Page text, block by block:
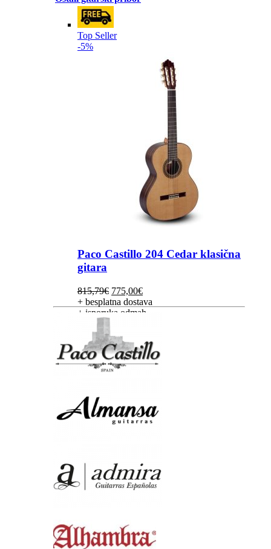
Top Seller
-5%
Paco Castillo 204 Cedar klasična
gitara
815,79€ Izvorna
cijena
bila
815,79€.
775,00€Trenutna
cijena
je:
+ besplatna dostava
+ isporuka odmah